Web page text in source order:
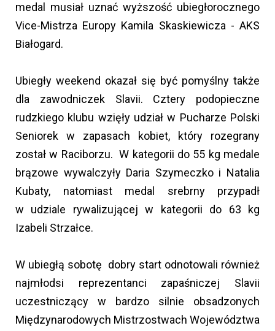
medal musiał uznać wyższość ubiegłorocznego
Vice-Mistrza Europy Kamila Skaskiewicza - AKS
Białogard.
Ubiegły weekend okazał się być pomyślny także
dla zawodniczek Slavii. Cztery podopieczne
rudzkiego klubu wzięły udział w Pucharze Polski
Seniorek w zapasach kobiet, który rozegrany
został w Raciborzu. W kategorii do 55 kg medale
brązowe wywalczyły Daria Szymeczko i Natalia
Kubaty, natomiast medal srebrny przypadł
w udziale rywalizującej w kategorii do 63 kg
Izabeli Strzałce.
W ubiegłą sobotę dobry start odnotowali również
najmłodsi reprezentanci zapaśniczej Slavii
uczestniczący w bardzo silnie obsadzonych
Międzynarodowych Mistrzostwach Województwa